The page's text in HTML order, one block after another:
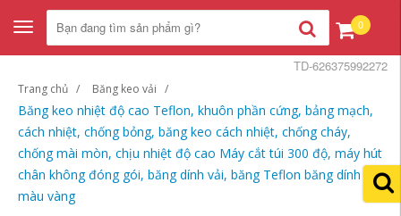
Toggle
navigation
0
Trang chủ Băng keo vải
Băng keo nhiệt độ cao Teflon, khuôn phần cứng, bảng mạch,
cách nhiệt, chống bỏng, băng keo cách nhiệt, chống cháy,
chống mài mòn, chịu nhiệt độ cao Máy cắt túi 300 độ, máy hút
chân không đóng gói, băng dính vải, băng Teflon băng dính vải
màu vàng
TD-626375992272